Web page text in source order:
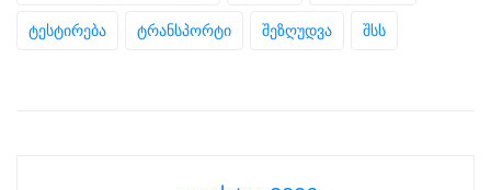
ტესტირება ტრანსპორტი შეზღუდვა შსს